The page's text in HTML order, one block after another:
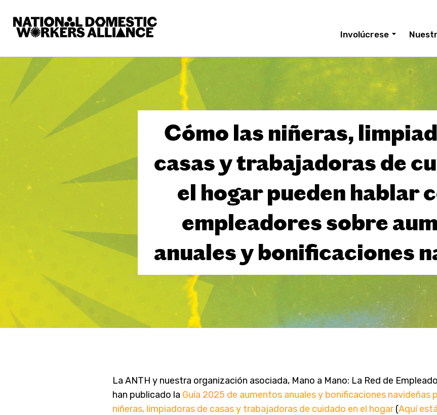
Involúcrese
Cómo las niñeras,
casas y trabajadoras de
el hogar pueden hablar
empleadores sobre
anuales y bonificaciones
La ANTH y nuestra organización asociada, Mano a Mano: La Red de
han publicado la Guía 2025 de aumentos anuales y bonificaciones navideñas
niñeras, limpiadoras de casas y trabajadoras de cuidado en el hogar(Aquí